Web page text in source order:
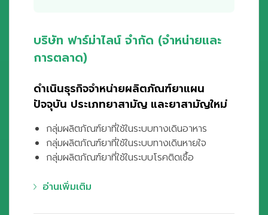
บริษัท ฟาร์ม่าไลน์ จำกัด (จำหน่ายและ
การตลาด)
ดำเนินธุรกิจจำหน่ายผลิตภัณฑ์ยาแผน
ปัจจุบัน ประเภทยาสามัญ และยาสามัญใหม่
กลุ่มผลิตภัณฑ์ยาที่ใช้ในระบบทางเดินอาหาร
กลุ่มผลิตภัณฑ์ยาที่ใช้ในระบบทางเดินหายใจ
กลุ่มผลิตภัณฑ์ยาที่ใช้ในระบบโรคติดเชื้อ
อ่านเพิ่มเติม